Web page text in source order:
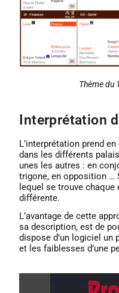
Thème du
Interprétation
L’interprétation prend
dans les différents
unes les autres : en
trigone, en opposition …
lequel se trouve
différente.
L’avantage de cette
sa description, est de
dispose d’un logiciel
et les faiblesses d’une